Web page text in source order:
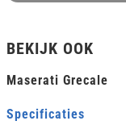
BEKIJK OOK
Maserati Grecale
Specificaties